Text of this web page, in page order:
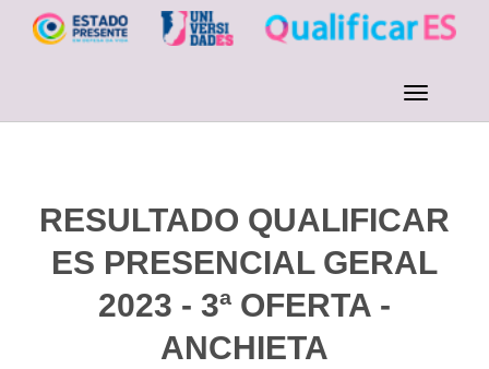
RESULTADO QUALIFICAR
ES PRESENCIAL GERAL
2023 - 3ª OFERTA -
ANCHIETA